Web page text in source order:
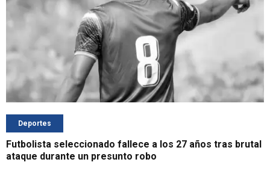
Deportes
Futbolista seleccionado fallece a los 27 años tras brutal
ataque durante un presunto robo